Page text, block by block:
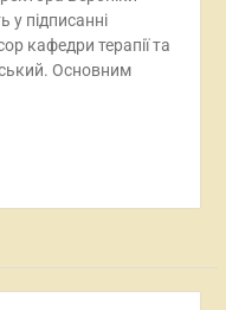
у підписанні
кафедри терапії та
Основним